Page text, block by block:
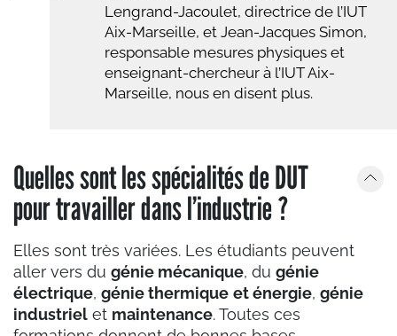
Lengrand-Jacoulet, directrice de l’IUT
Aix-Marseille, et Jean-Jacques Simon,
responsable mesures physiques et
enseignant-chercheur à l’IUT Aix-
Marseille, nous en disent plus.
Quelles sont les spécialités de DUT
pour travailler dans l’industrie ?
Elles sont très variées. Les étudiants peuvent
aller vers du génie mécanique, du génie
électrique, génie thermique et énergie, génie
industriel et maintenance. Toutes ces